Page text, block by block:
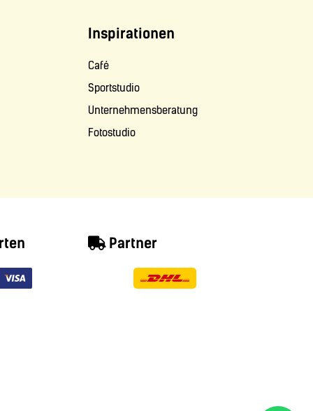
Inspirationen
Café
Sportstudio
Unternehmensberatung
Fotostudio
Partner